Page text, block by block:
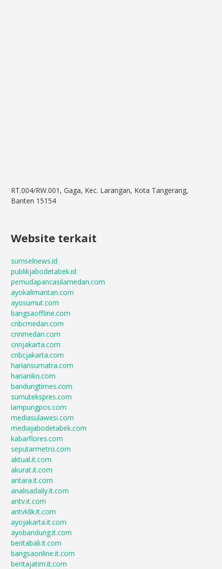
RT.004/RW.001, Gaga, Kec. Larangan, Kota Tangerang,
Banten 15154
Website terkait
sumselnews.id
publikjabodetabek.id
pemudapancasilamedan.com
ayokalimantan.com
ayosumut.com
bangsaoffline.com
cnbcmedan.com
cnnmedan.com
cnnjakarta.com
cnbcjakarta.com
hariansumatra.com
harianikn.com
bandungtimes.com
sumutekspres.com
lampungpos.com
mediasulawesi.com
mediajabodetabek.com
kabarflores.com
seputarmetro.com
aktual.it.com
akurat.it.com
antara.it.com
analisadaily.it.com
antv.it.com
antvklik.it.com
ayojakarta.it.com
ayobandung.it.com
beritabali.it.com
bangsaonline.it.com
beritajatim.it.com